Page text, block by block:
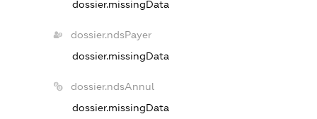
dossier.missingData
dossier.ndsPayer
dossier.missingData
dossier.ndsAnnul
dossier.missingData